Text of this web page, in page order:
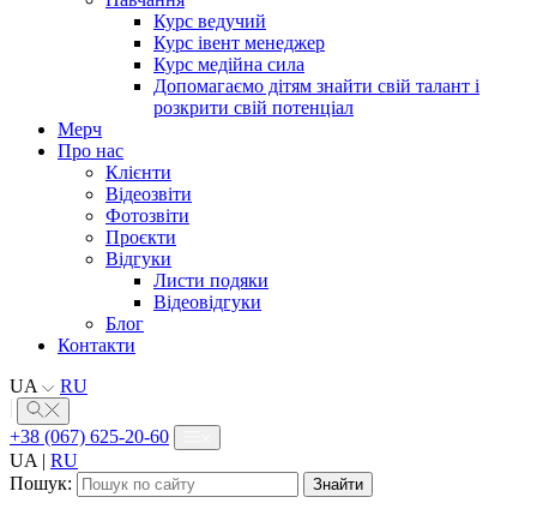
Курс ведучий
Курс івент менеджер
Курс медійна сила
Допомагаємо дітям знайти свій талант і
розкрити свій потенціал
Мерч
Про нас
Клієнти
Відеозвіти
Фотозвіти
Проєкти
Відгуки
Листи подяки
Відеовідгуки
Блог
Контакти
UA
RU
+38 (067) 625-20-60
UA | RU
Пошук: